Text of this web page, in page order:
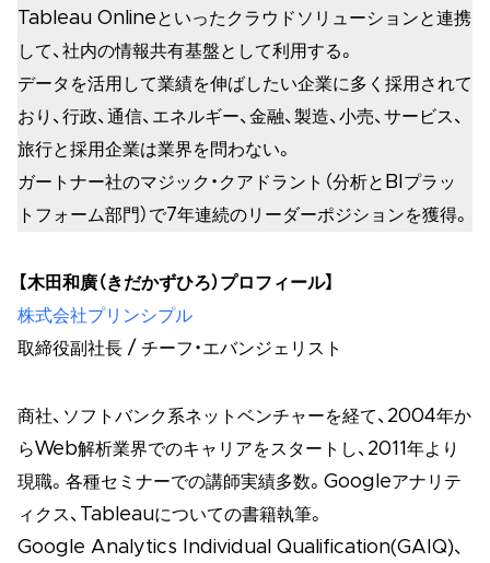
Tableau Onlineといったクラウドソリューションと連携
して、社内の情報共有基盤として利用する。
データを活用して業績を伸ばしたい企業に多く採用されて
おり、行政、通信、エネルギー、金融、製造、小売、サービス、
旅行と採用企業は業界を問わない。
ガートナー社のマジック・クアドラント（分析とBIプラッ
トフォーム部門）で7年連続のリーダーポジションを獲得。
【木田和廣（きだかずひろ）プロフィール】
株式会社プリンシプル
取締役副社長 / チーフ・エバンジェリスト
商社、ソフトバンク系ネットベンチャーを経て、2004年か
らWeb解析業界でのキャリアをスタートし、2011年より
現職。各種セミナーでの講師実績多数。Googleアナリテ
ィクス、Tableauについての書籍執筆。
Google Analytics Individual Qualification(GAIQ)、